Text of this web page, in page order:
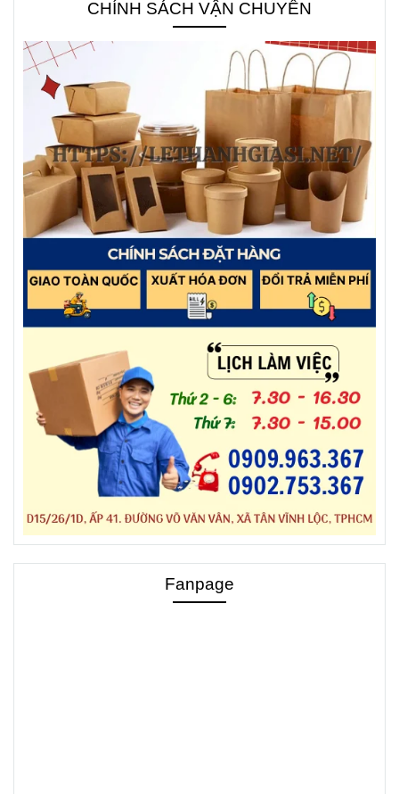
CHÍNH SÁCH VẬN CHUYỂN
Fanpage